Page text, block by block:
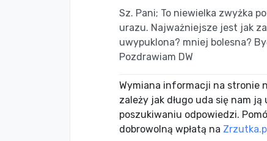
Sz. Pani; To niewielka zwyżka
urazu. Najważniejsze jest jak
uwypuklona? mniej bolesna?
Pozdrawiam DW
Wymiana informacji na stronie
zależy jak długo uda się nam
poszukiwaniu odpowiedzi.
dobrowolną wpłatą na